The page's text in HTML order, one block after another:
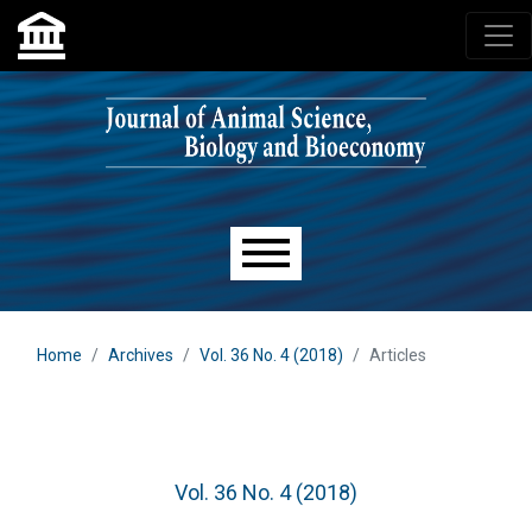
Skip to main navigation menu
Skip to main content
Skip to site footer
Main menu
Home Archives Vol. 36 No. 4 (2018) Articles
Vol. 36 No. 4 (2018)